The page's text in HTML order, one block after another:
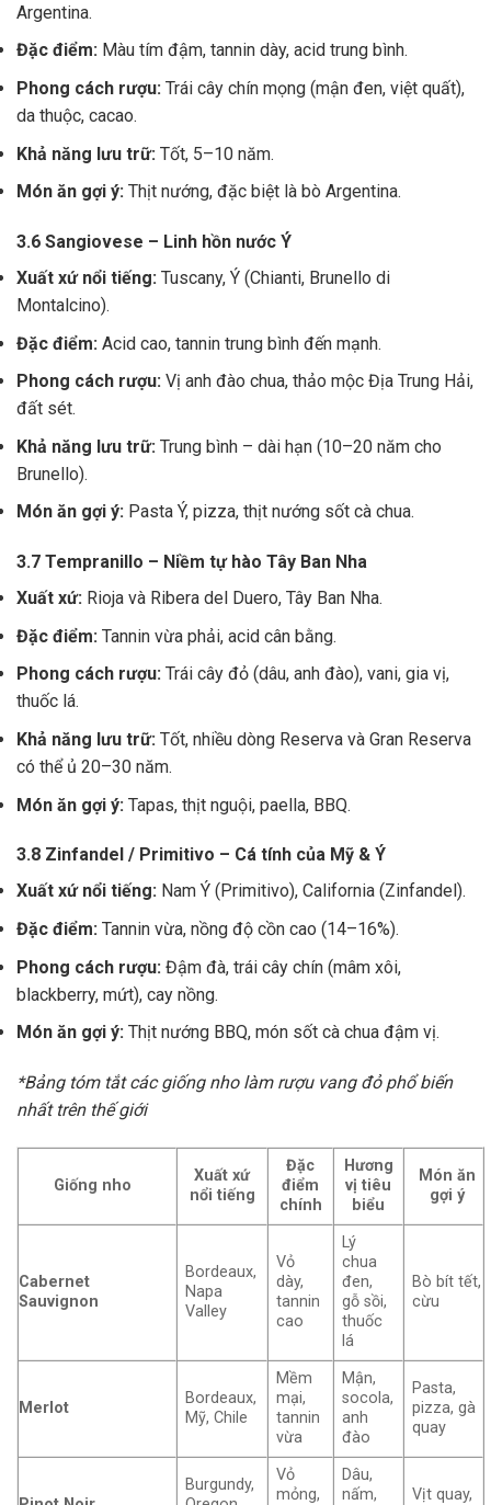
Argentina.
Đặc điểm: Màu tím đậm, tannin dày, acid trung bình.
Phong cách rượu: Trái cây chín mọng (mận đen, việt quất),
da thuộc, cacao.
Khả năng lưu trữ: Tốt, 5–10 năm.
Món ăn gợi ý: Thịt nướng, đặc biệt là bò Argentina.
3.6 Sangiovese – Linh hồn nước Ý
Xuất xứ nổi tiếng: Tuscany, Ý (Chianti, Brunello di
Montalcino).
Đặc điểm: Acid cao, tannin trung bình đến mạnh.
Phong cách rượu: Vị anh đào chua, thảo mộc Địa Trung Hải,
đất sét.
Khả năng lưu trữ: Trung bình – dài hạn (10–20 năm cho
Brunello).
Món ăn gợi ý: Pasta Ý, pizza, thịt nướng sốt cà chua.
3.7 Tempranillo – Niềm tự hào Tây Ban Nha
Xuất xứ: Rioja và Ribera del Duero, Tây Ban Nha.
Đặc điểm: Tannin vừa phải, acid cân bằng.
Phong cách rượu: Trái cây đỏ (dâu, anh đào), vani, gia vị,
thuốc lá.
Khả năng lưu trữ: Tốt, nhiều dòng Reserva và Gran Reserva
có thể ủ 20–30 năm.
Món ăn gợi ý: Tapas, thịt nguội, paella, BBQ.
3.8 Zinfandel / Primitivo – Cá tính của Mỹ & Ý
Xuất xứ nổi tiếng: Nam Ý (Primitivo), California (Zinfandel).
Đặc điểm: Tannin vừa, nồng độ cồn cao (14–16%).
Phong cách rượu: Đậm đà, trái cây chín (mâm xôi,
blackberry, mứt), cay nồng.
Món ăn gợi ý: Thịt nướng BBQ, món sốt cà chua đậm vị.
*Bảng tóm tắt các giống nho làm rượu vang đỏ phổ biến
nhất trên thế giới
Giống nho
Xuất xứ
nổi tiếng
Đặc
điểm
chính
Hương
vị tiêu
biểu
Món ăn
gợi ý
Cabernet
Sauvignon
Bordeaux,
Napa
Valley
Vỏ
dày,
tannin
cao
Lý
chua
đen,
gỗ sồi,
thuốc
lá
Bò bít tết,
cừu
Merlot
Bordeaux,
Mỹ, Chile
Mềm
mại,
tannin
vừa
Mận,
socola,
anh
đào
Pasta,
pizza, gà
quay
Burgundy,
Vỏ
mỏng,
Dâu,
nấm,
Vịt quay,